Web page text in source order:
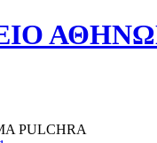
PULCHRA